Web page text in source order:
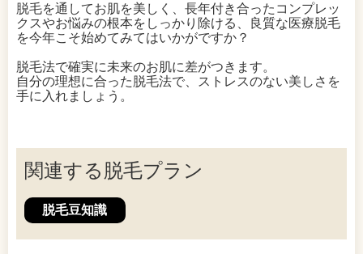
脱毛を通してお肌を美しく、長年付き合ったコンプレッ
クスやお悩みの根本をしっかり除ける、良質な医療脱毛
を今年こそ始めてみてはいかがですか？
脱毛法で確実に未来のお肌に差がつきます。
自分の理想に合った脱毛法で、ストレスのない美しさを
手に入れましょう。
関連する脱毛プラン
脱毛豆知識